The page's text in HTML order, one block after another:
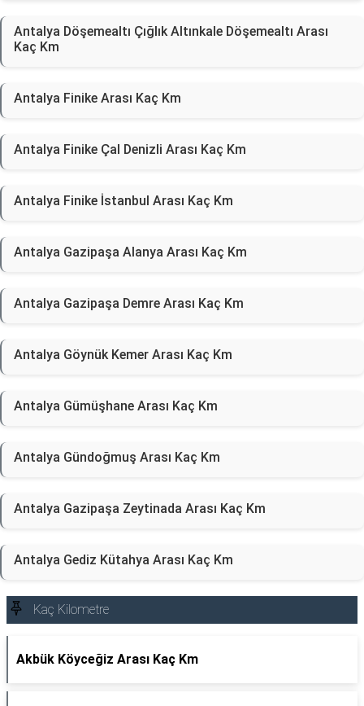
Antalya Döşemealtı Çığlık Altınkale Döşemealtı Arası
Kaç Km
Antalya Finike Arası Kaç Km
Antalya Finike Çal Denizli Arası Kaç Km
Antalya Finike İstanbul Arası Kaç Km
Antalya Gazipaşa Alanya Arası Kaç Km
Antalya Gazipaşa Demre Arası Kaç Km
Antalya Göynük Kemer Arası Kaç Km
Antalya Gümüşhane Arası Kaç Km
Antalya Gündoğmuş Arası Kaç Km
Antalya Gazipaşa Zeytinada Arası Kaç Km
Antalya Gediz Kütahya Arası Kaç Km
Kaç Kilometre
Akbük Köyceğiz Arası Kaç Km